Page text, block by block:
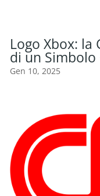
Logo Xbox:
di un
Gen 10, 2025